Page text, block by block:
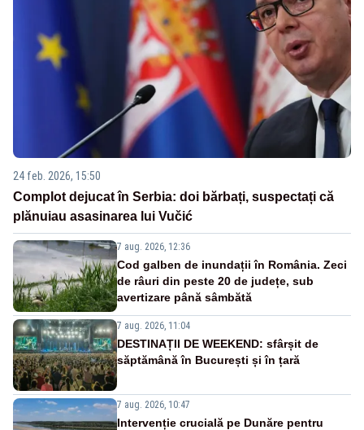
24 feb. 2026, 15:50
Complot dejucat în Serbia: doi bărbați, suspectați că
plănuiau asasinarea lui Vučić
7 aug. 2026, 12:36
Cod galben de inundații în România. Zeci
de râuri din peste 20 de județe, sub
avertizare până sâmbătă
7 aug. 2026, 11:04
DESTINAȚII DE WEEKEND: sfârșit de
săptămână în București și în țară
7 aug. 2026, 10:47
Intervenție crucială pe Dunăre pentru